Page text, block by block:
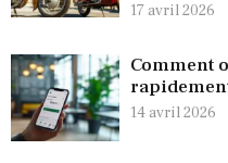
17 avril 2026
Comment
14 avril 2026